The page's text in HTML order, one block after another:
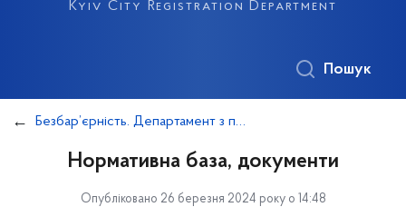
Kyiv City Registration Department
Пошук
Безбар’єрність. Департамент з питань реєстрації міста Києва
Нормативна база, документи
Опубліковано 26 березня 2024 року о 14:48